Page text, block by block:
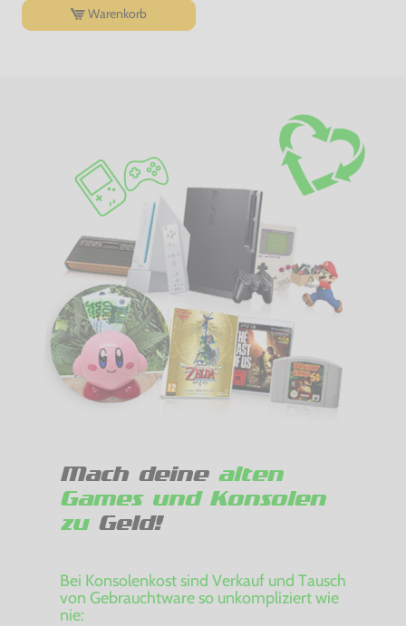
Warenkorb
Mach deine alten
Games und Konsolen
zuGeld!
Bei Konsolenkost sind Verkauf und Tausch
von Gebrauchtware so unkompliziert wie
nie: